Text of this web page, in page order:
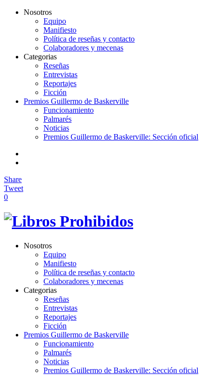
Nosotros
Equipo
Manifiesto
Política de reseñas y contacto
Colaboradores y mecenas
Categorias
Reseñas
Entrevistas
Reportajes
Ficción
Premios Guillermo de Baskerville
Funcionamiento
Palmarés
Noticias
Premios Guillermo de Baskerville: Sección oficial
Share
Tweet
0
Nosotros
Equipo
Manifiesto
Política de reseñas y contacto
Colaboradores y mecenas
Categorias
Reseñas
Entrevistas
Reportajes
Ficción
Premios Guillermo de Baskerville
Funcionamiento
Palmarés
Noticias
Premios Guillermo de Baskerville: Sección oficial